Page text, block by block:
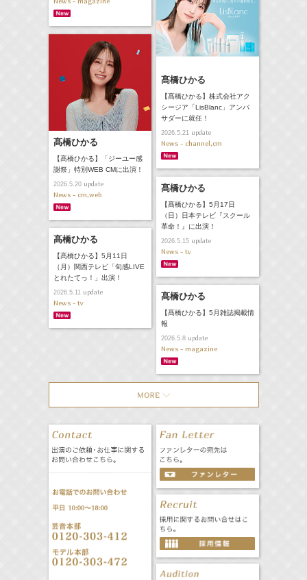
髙橋ひかる
【髙橋ひかる】株式会社アク
シージア「LisBlanc」アンバ
サダーに就任！
2026.5.21update
News - channel,cm
髙橋ひかる
【髙橋ひかる】「ジーユー感
謝祭」特別WEB CMに出演！
2026.5.20update
News - cm,web
髙橋ひかる
【髙橋ひかる】5月17日
（日）日本テレビ『スクール
革命！』に出演！
2026.5.15update
News - tv
髙橋ひかる
【髙橋ひかる】5月11日
（月）関西テレビ「旬感LIVE
とれたてっ！」出演！
2026.5.11update
News - tv
髙橋ひかる
【髙橋ひかる】5月雑誌掲載情
報
2026.5.8update
News - magazine